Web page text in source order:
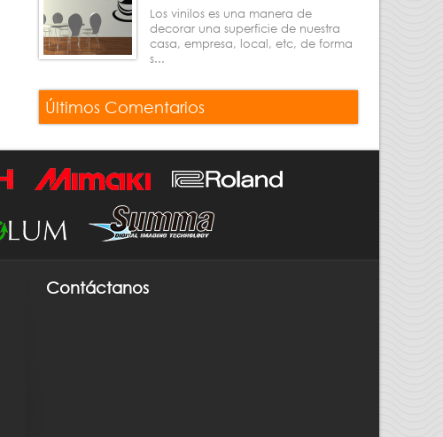
Los vinilos es una manera de
decorar una superficie de nuestra
casa, empresa, local, etc, de forma
s...
Últimos Comentarios
Contáctanos